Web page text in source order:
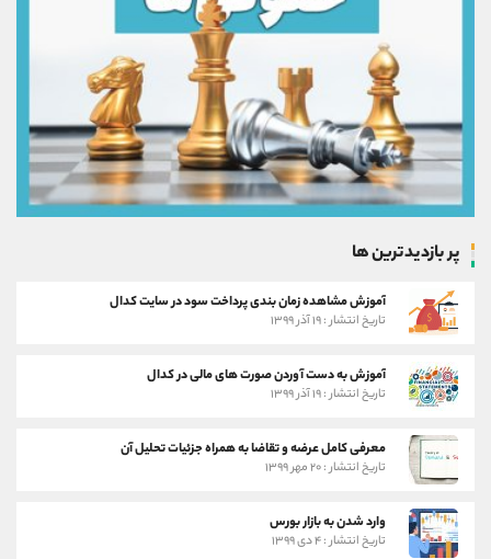
پر بازدیدترین ها
آموزش مشاهده زمان بندی پرداخت سود در سایت کدال
تاریخ انتشار : ۱۹ آذر ۱۳۹۹
آموزش به دست آوردن صورت های مالی در کدال
تاریخ انتشار : ۱۹ آذر ۱۳۹۹
معرفی کامل عرضه و تقاضا به همراه جزئیات تحلیل آن
تاریخ انتشار : ۲۰ مهر ۱۳۹۹
وارد شدن به بازار بورس
تاریخ انتشار : ۴ دی ۱۳۹۹